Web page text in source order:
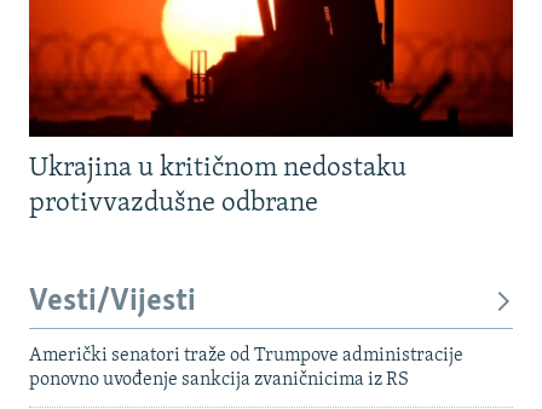
Ukrajina u kritičnom nedostaku
protivvazdušne odbrane
Vesti/Vijesti
Američki senatori traže od Trumpove administracije
ponovno uvođenje sankcija zvaničnicima iz RS